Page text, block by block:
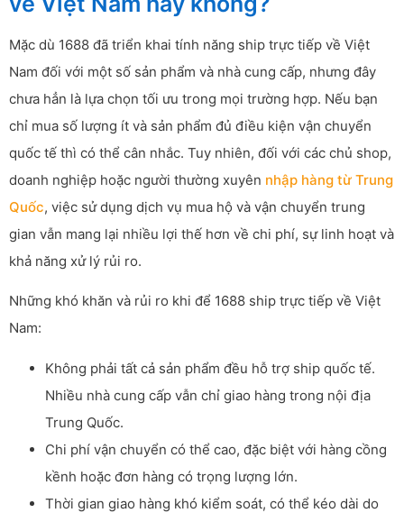
Mặc dù 1688 đã triển khai tính năng ship trực tiếp về Việt
Nam đối với một số sản phẩm và nhà cung cấp, nhưng đây
chưa hẳn là lựa chọn tối ưu trong mọi trường hợp. Nếu bạn
chỉ mua số lượng ít và sản phẩm đủ điều kiện vận chuyển
quốc tế thì có thể cân nhắc. Tuy nhiên, đối với các chủ shop,
doanh nghiệp hoặc người thường xuyên nhập hàng từ Trung
Quốc, việc sử dụng dịch vụ mua hộ và vận chuyển trung
gian vẫn mang lại nhiều lợi thế hơn về chi phí, sự linh hoạt và
khả năng xử lý rủi ro.
Những khó khăn và rủi ro khi để 1688 ship trực tiếp về Việt
Nam:
Không phải tất cả sản phẩm đều hỗ trợ ship quốc tế.
Nhiều nhà cung cấp vẫn chỉ giao hàng trong nội địa
Trung Quốc.
Chi phí vận chuyển có thể cao, đặc biệt với hàng cồng
kềnh hoặc đơn hàng có trọng lượng lớn.
Thời gian giao hàng khó kiểm soát, có thể kéo dài do